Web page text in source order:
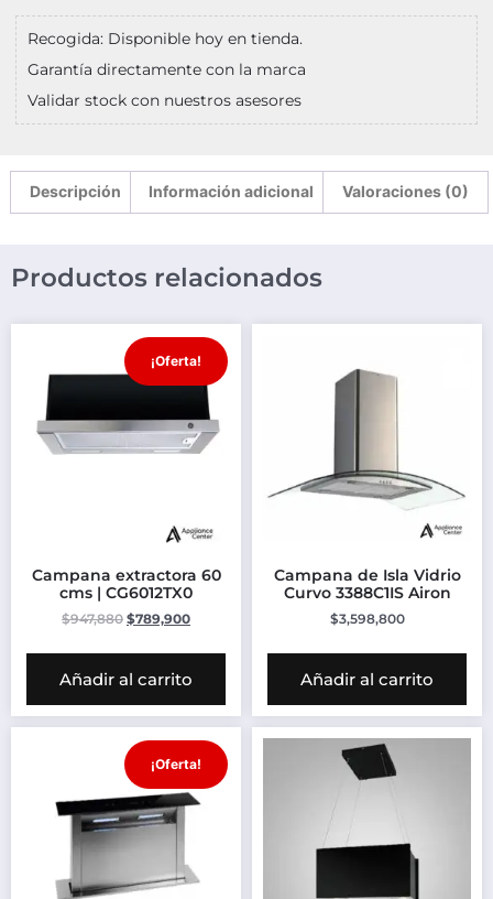
Recogida: Disponible hoy en tienda.
Garantía directamente con la marca
Validar stock con nuestros asesores
Descripción Información adicional Valoraciones (0)
Productos relacionados
¡Oferta!
Campana extractora 60
cms | CG6012TX0
$947,880 $789,900
Añadir al carrito
Campana de Isla Vidrio
Curvo 3388C1IS Airon
$3,598,800
Añadir al carrito
¡Oferta!